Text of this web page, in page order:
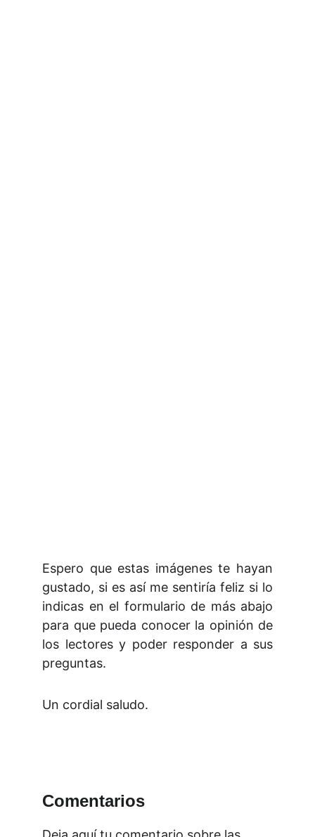
Espero que estas imágenes te hayan
gustado, si es así me sentiría feliz si lo
indicas en el formulario de más abajo
para que pueda conocer la opinión de
los lectores y poder responder a sus
preguntas.
Un cordial saludo.
Comentarios